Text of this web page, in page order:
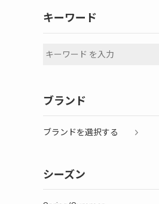
キーワード
ブランド
ブランドを選択する
シーズン